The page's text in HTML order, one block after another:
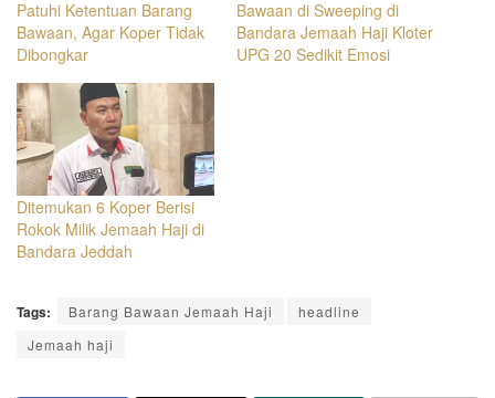
Patuhi Ketentuan Barang
Bawaan, Agar Koper Tidak
Dibongkar
Bawaan di Sweeping di
Bandara Jemaah Haji Kloter
UPG 20 Sedikit Emosi
Ditemukan 6 Koper Berisi
Rokok Milik Jemaah Haji di
Bandara Jeddah
Tags: Barang Bawaan Jemaah Haji
headline
Jemaah haji